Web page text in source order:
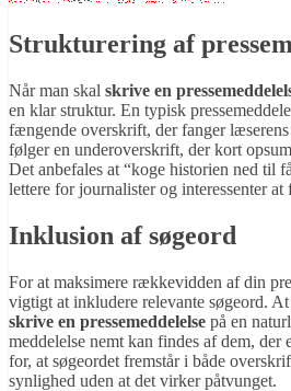
Strukturering af
Når man skal skrive en
en klar struktur. En typisk
fængende overskrift, der fanger
følger en underoverskrift, der kort
Det anbefales at “koge historien ned til
lettere for journalister og interessenter at
Inklusion af søgeord
For at maksimere rækkevidden af din
vigtigt at inkludere relevante søgeord.
skrive en pressemeddelelse på en
meddelelse nemt kan findes af dem, der
for, at søgeordet fremstår i både
synlighed uden at det virker påtvunget.